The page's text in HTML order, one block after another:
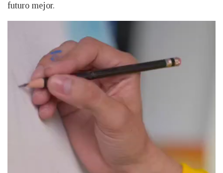
futuro mejor.